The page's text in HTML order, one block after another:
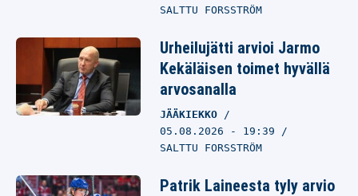
SALTTU FORSSTRÖM
Urheilujätti arvioi Jarmo
Kekäläisen toimet hyvällä
arvosanalla
JÄÄKIEKKO
05.08.2026 - 19:39
SALTTU FORSSTRÖM
Patrik Laineesta tyly arvio